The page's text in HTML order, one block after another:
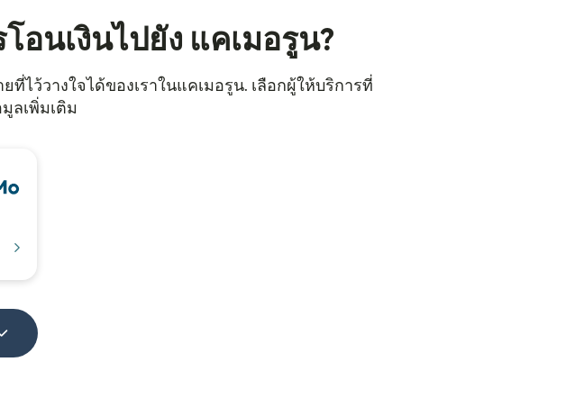
อนเงินไปยัง แคเมอรูน?
ที่ไว้วางใจได้ของเราในแคเมอรูน. เลือกผู้ให้บริการที่
ลเพิ่มเติม